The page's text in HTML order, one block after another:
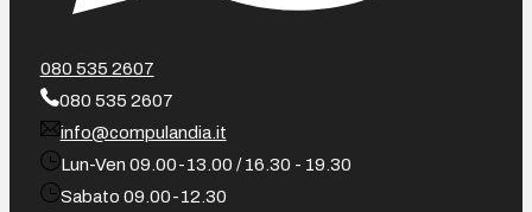
080 535 2607
080 535 2607
info@compulandia.it
Lun-Ven 09.00-13.00 / 16.30 - 19.30
Sabato 09.00-12.30